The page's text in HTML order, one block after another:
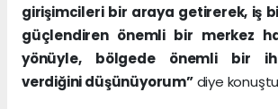
girişimcileri bir araya getirerek, iş
güçlendiren önemli bir merkez
yönüyle, bölgede önemli bir
verdiğini düşünüyorum”diye